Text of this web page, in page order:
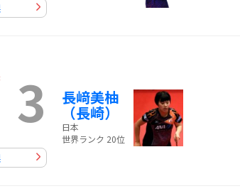
3 長﨑美柚
（長崎）
日本
世界ランク 20位